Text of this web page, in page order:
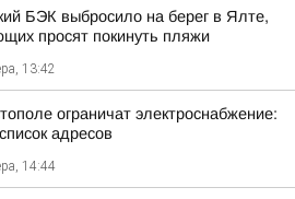
БЭК выбросило на берег в Ялте,
просят покинуть пляжи
13:42
ограничат электроснабжение:
адресов
14:44